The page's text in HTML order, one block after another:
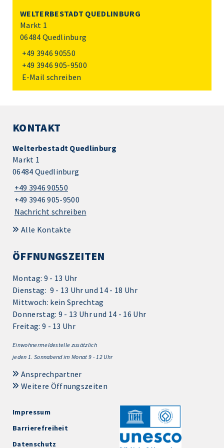
WELTERBESTADT QUEDLINBURG
Markt 1
06484 Quedlinburg
+49 3946 90550
+49 3946 905-9500
E-Mail schreiben
KONTAKT
Welterbestadt Quedlinburg
Markt 1
06484 Quedlinburg
+49 3946 90550
+49 3946 905-9500
Nachricht schreiben
Alle Kontakte
ÖFFNUNGSZEITEN
Montag: 9 - 13 Uhr
Dienstag: 9 - 13 Uhr und 14 - 18 Uhr
Mittwoch: kein Sprechtag
Donnerstag: 9 - 13 Uhr und 14 - 16 Uhr
Freitag: 9 - 13 Uhr
Einwohnermeldestelle zusätzlich
jeden 1. Sonnabend im Monat 9 - 12 Uhr
Ansprechpartner
Weitere Öffnungszeiten
Impressum
Barrierefreiheit
Datenschutz